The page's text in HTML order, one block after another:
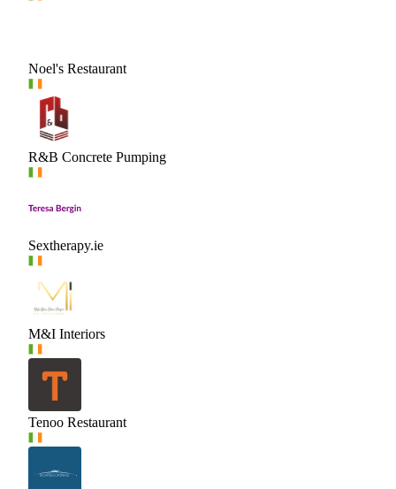
Noel's Restaurant
R&B Concrete Pumping
Sextherapy.ie
M&I Interiors
Tenoo Restaurant